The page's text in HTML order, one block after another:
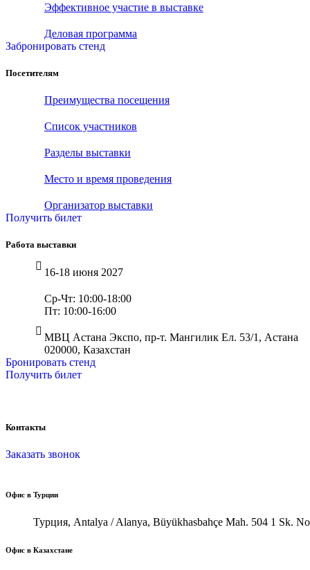
Эффективное участие в выставке
Деловая программа
Забронировать стенд
Посетителям
Преимущества посещения
Список участников
Разделы выставки
Место и время проведения
Организатор выставки
Получить билет
Работа выставки
16-18 июня 2027
Ср-Чт: 10:00-18:00
Пт: 10:00-16:00
МВЦ Астана Экспо, пр-т. Мангилик Ел. 53/1, Астана
020000, Казахстан
Бронировать стенд
Получить билет
Контакты
Заказать звонок
Офис в Турции
Турция, Antalya / Alanya, Büyükhasbahçe Mah. 504 1 Sk.
Офис в Казахстане